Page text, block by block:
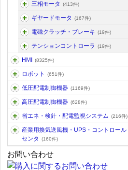
三相モータ (413件)
ギヤードモータ (167件)
電磁クラッチ・ブレーキ (19件)
テンションコントローラ (19件)
HMI (8325件)
ロボット (651件)
低圧配電制御機器 (1169件)
高圧配電制御機器 (628件)
省エネ・検針・配電監視システム (216件)
産業用換気送風機・UPS・コントロール
センタ
(160件)
お問い合わせ